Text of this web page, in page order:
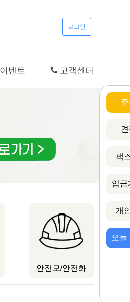
로그인
이벤트 고객센터
팩
입금
개
오
안전모/안전화